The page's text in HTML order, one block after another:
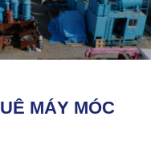
MÁY MÓC